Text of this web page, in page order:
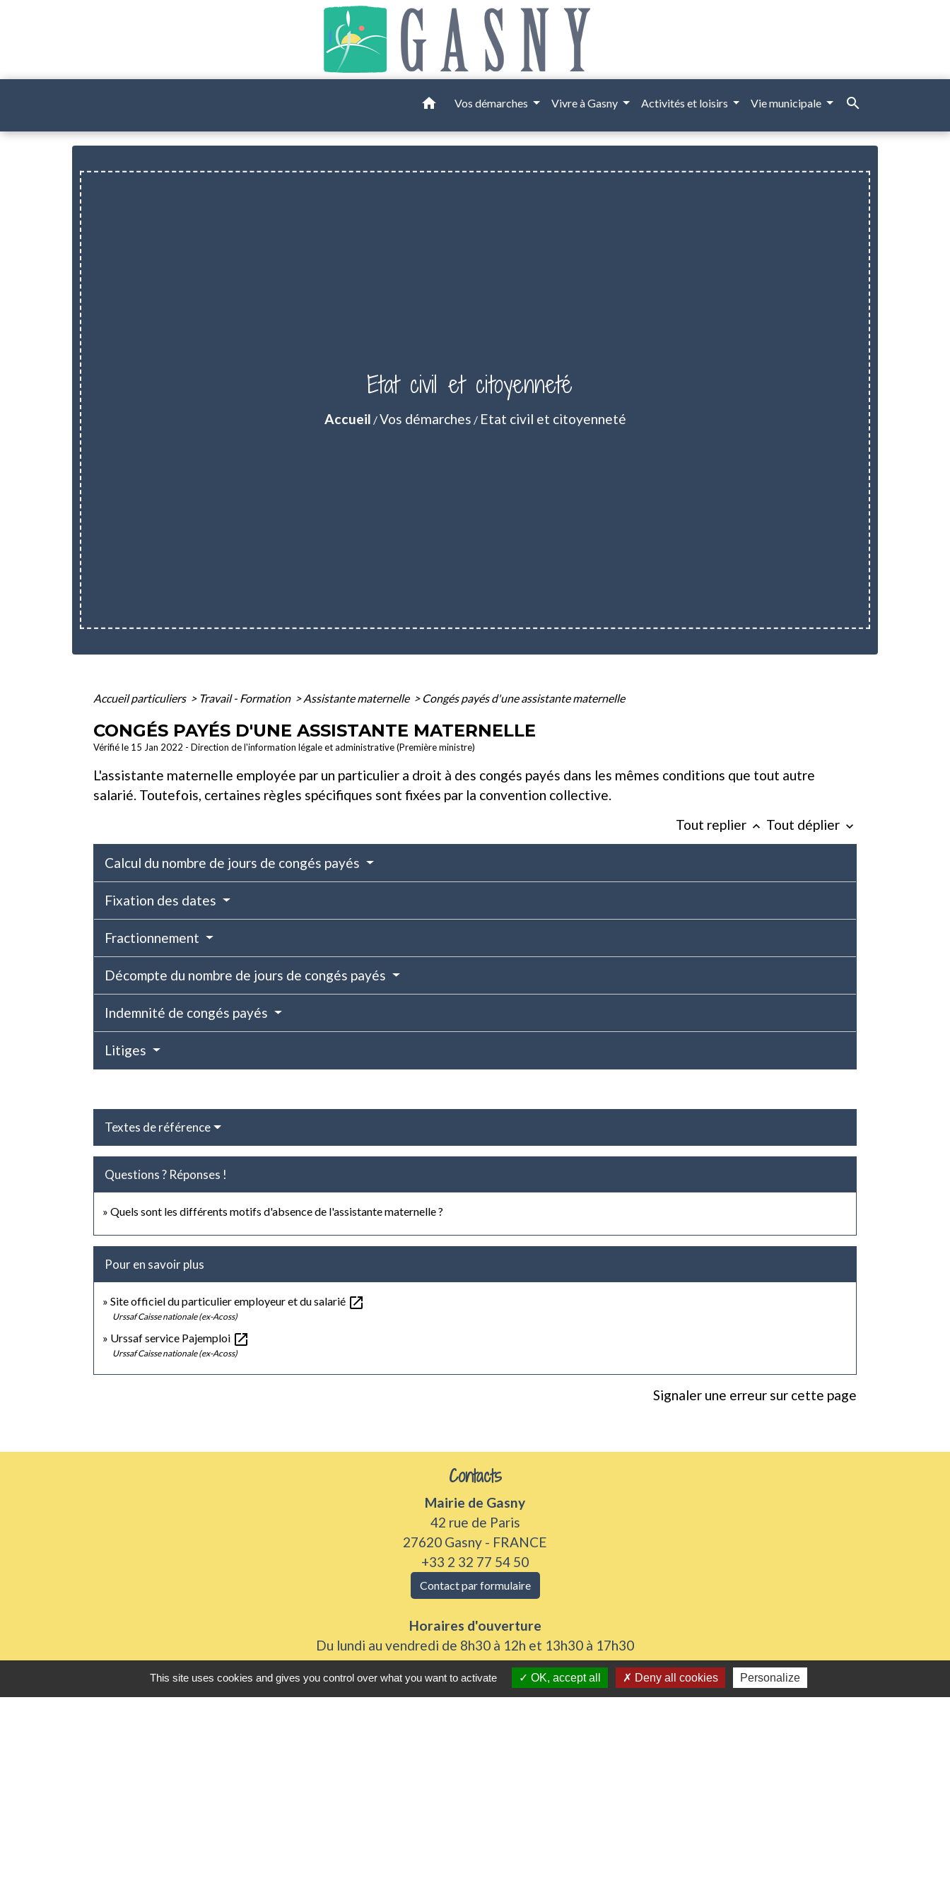
home Vos démarches Vivre à Gasny Activités et loisirs Vie municipale search
Etat civil et citoyenneté
Accueil /Vos démarches / Etat civil et citoyenneté
Accueil particuliers > Travail - Formation > Assistante maternelle > Congés payés d'une assistante maternelle
CONGÉS PAYÉS D'UNE ASSISTANTE MATERNELLE
Vérifié le 15 Jan 2022 - Direction de l'information légale et administrative (Première ministre)
L'assistante maternelle employée par un particulier a droit à des congés payés dans les mêmes conditions que tout autre
salarié. Toutefois, certaines règles spécifiques sont fixées par la convention collective.
Tout replier keyboard_arrow_up Tout déplier keyboard_arrow_down
Calcul du nombre de jours de congés payés
Fixation des dates
Fractionnement
Décompte du nombre de jours de congés payés
Indemnité de congés payés
Litiges
Textes de référence
Questions ? Réponses !
Quels sont les différents motifs d'absence de l'assistante maternelle ?
Pour en savoir plus
Site officiel du particulier employeur et du salarié open_in_new
Urssaf Caisse nationale (ex-Acoss)
Urssaf service Pajemploi open_in_new
Urssaf Caisse nationale (ex-Acoss)
Signaler une erreur sur cette page
Contacts
Mairie de Gasny
42 rue de Paris
27620 Gasny - FRANCE
+33 2 32 77 54 50
Contact par formulaire
Horaires d'ouverture
Du lundi au vendredi de 8h30 à 12h et 13h30 à 17h30
Samedi 8h30 à 12h
This site uses cookies and gives you control over what you want to activate OK, accept all Deny all cookies Personalize